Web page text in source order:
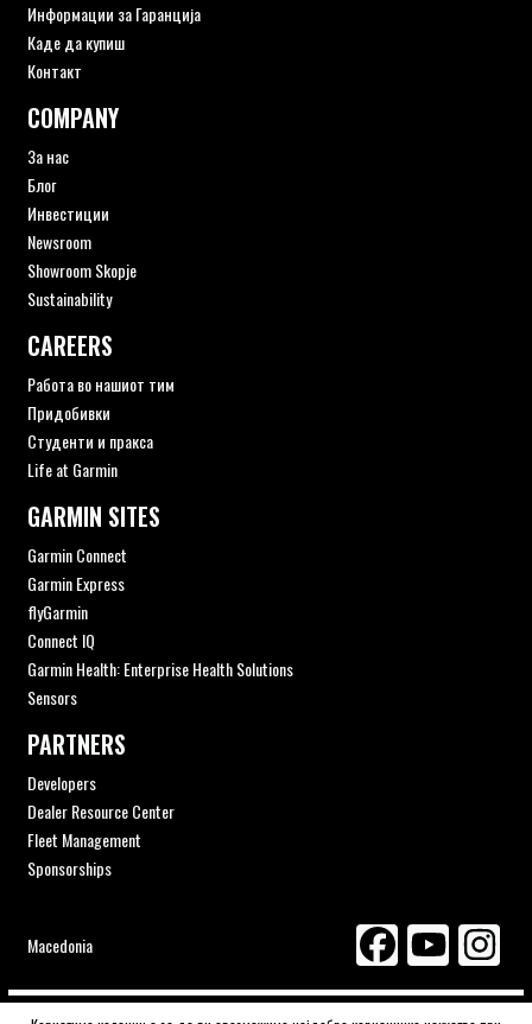
Информации за Гаранција
Каде да купиш
Контакт
COMPANY
За нас
Блог
Инвестиции
Newsroom
Showroom Skopje
Sustainability
CAREERS
Работа во нашиот тим
Придобивки
Студенти и пракса
Life at Garmin
GARMIN SITES
Garmin Connect
Garmin Express
flyGarmin
Connect IQ
Garmin Health: Enterprise Health Solutions
Sensors
PARTNERS
Developers
Dealer Resource Center
Fleet Management
Sponsorships
Macedonia